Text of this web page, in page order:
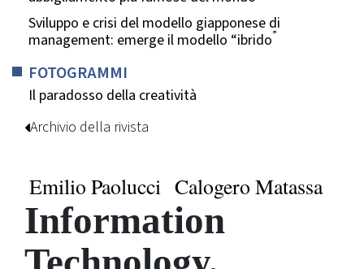
Sviluppo e crisi del modello giapponese di
management: emerge il modello “ibrido”
FOTOGRAMMI
Il paradosso della creatività
Archivio della rivista
Emilio Paolucci Calogero Matassa
Information